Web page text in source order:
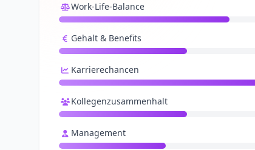
Work-Life-Balance
Gehalt & Benefits
Karrierechancen
Kollegenzusammenhalt
Management